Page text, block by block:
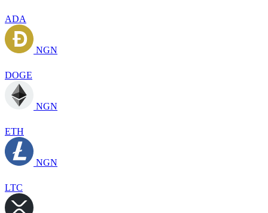
ADA
NGN
DOGE
NGN
ETH
NGN
LTC